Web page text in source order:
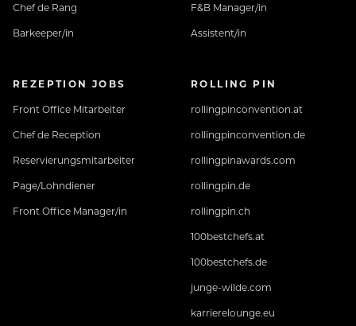
Chef de Rang
Barkeeper/in
F&B Manager/in
Assistent/in
REZEPTION JOBS
Front Office Mitarbeiter
Chef de Reception
Reservierungsmitarbeiter
Page/Lohndiener
Front Office Manager/in
ROLLING PIN
rollingpinconvention.at
rollingpinconvention.de
rollingpinawards.com
rollingpin.de
rollingpin.ch
100bestchefs.at
100bestchefs.de
junge-wilde.com
karrierelounge.eu